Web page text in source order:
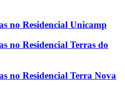
no Residencial Unicamp
no Residencial Terras do
no Residencial Terra Nova